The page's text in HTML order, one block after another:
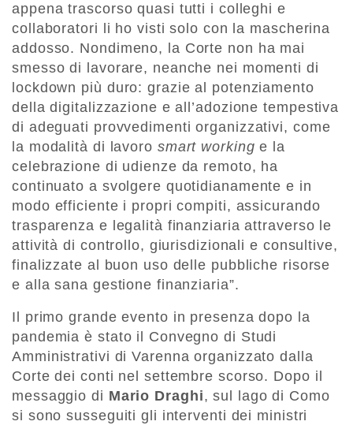
appena trascorso quasi tutti i colleghi e
collaboratori li ho visti solo con la mascherina
addosso. Nondimeno, la Corte non ha mai
smesso di lavorare, neanche nei momenti di
lockdown più duro: grazie al potenziamento
della digitalizzazione e all’adozione tempestiva
di adeguati provvedimenti organizzativi, come
la modalità di lavoro smart working e la
celebrazione di udienze da remoto, ha
continuato a svolgere quotidianamente e in
modo efficiente i propri compiti, assicurando
trasparenza e legalità finanziaria attraverso le
attività di controllo, giurisdizionali e consultive,
finalizzate al buon uso delle pubbliche risorse
e alla sana gestione finanziaria”.
Il primo grande evento in presenza dopo la
pandemia è stato il Convegno di Studi
Amministrativi di Varenna organizzato dalla
Corte dei conti nel settembre scorso. Dopo il
messaggio di Mario Draghi, sul lago di Como
si sono susseguiti gli interventi dei ministri